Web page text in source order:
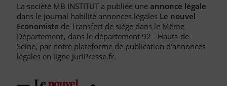
Départements pour la Publication d'Annonces Légales
Liste des Greffes
Liste des CCI
La société MB INSTITUT a publiée une annonce légale
dans le journal habilité annonces légales Le nouvel
Economiste deTransfert de siège dans le Même
Département, dans le département 92 - Hauts-de-
Seine, par notre plateforme de publication d'annonces
légales en ligne JuriPresse.fr.